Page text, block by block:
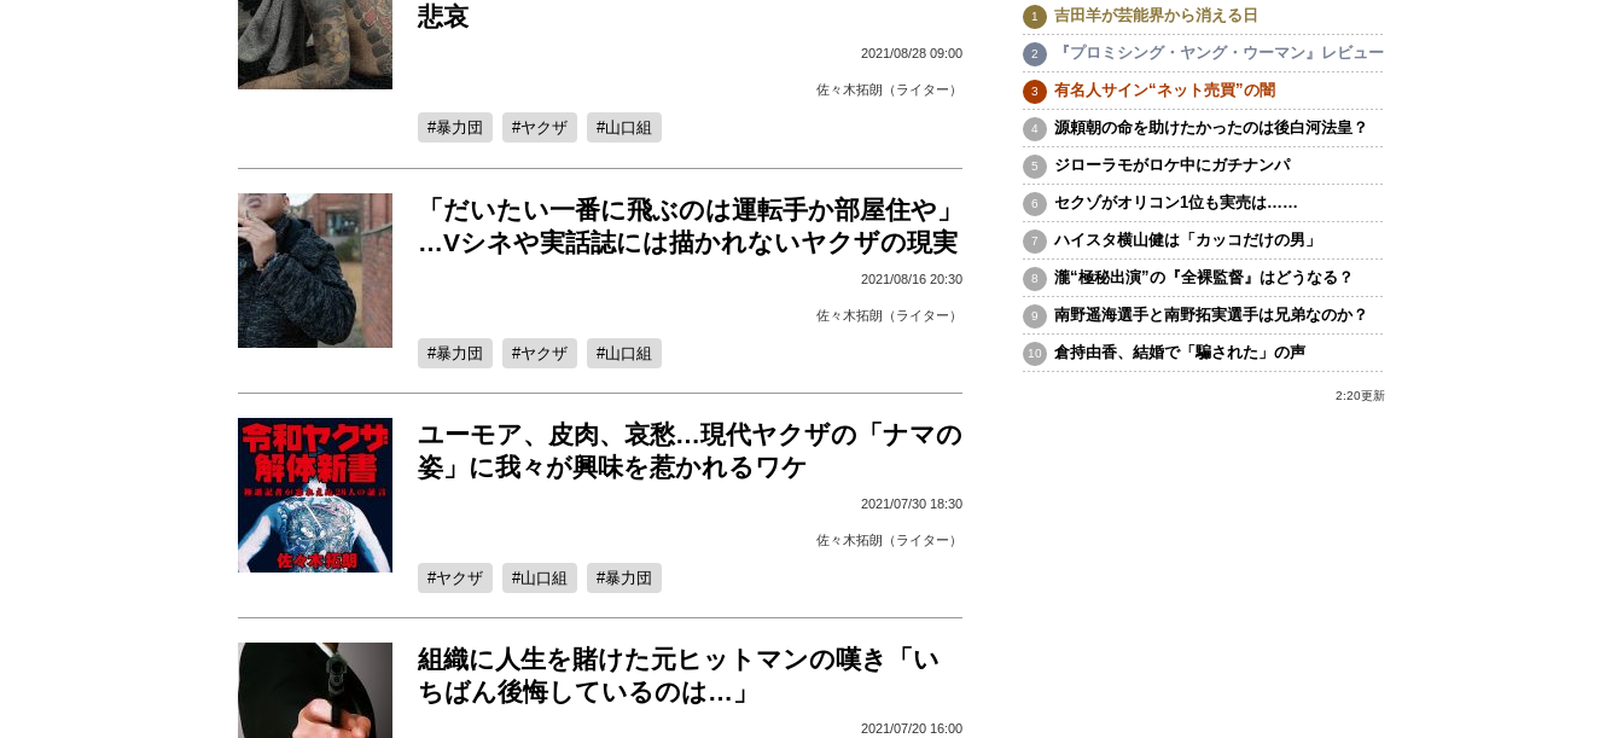
悲哀
2021/08/28 09:00
佐々木拓朗（ライター）
暴力団 ヤクザ 山口組
「だいたい一番に飛ぶのは運転手か部屋住や」
…Vシネや実話誌には描かれないヤクザの現実
2021/08/16 20:30
佐々木拓朗（ライター）
暴力団 ヤクザ 山口組
ユーモア、皮肉、哀愁…現代ヤクザの「ナマの
姿」に我々が興味を惹かれるワケ
2021/07/30 18:30
佐々木拓朗（ライター）
ヤクザ 山口組 暴力団
組織に人生を賭けた元ヒットマンの嘆き「い
ちばん後悔しているのは…」
2021/07/20 16:00
吉田羊が芸能界から消える日
『プロミシング・ヤング・ウーマン』レビュー
有名人サイン“ネット売買”の闇
源頼朝の命を助けたかったのは後白河法皇？
ジローラモがロケ中にガチナンパ
セクゾがオリコン1位も実売は……
ハイスタ横山健は「カッコだけの男」
瀧“極秘出演”の『全裸監督』はどうなる？
南野遥海選手と南野拓実選手は兄弟なのか？
倉持由香、結婚で「騙された」の声
2:20更新